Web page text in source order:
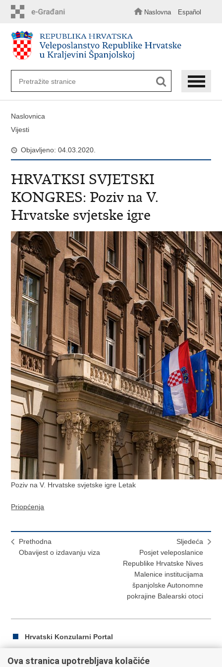
sadržaj
Naslovna Español
Naslovnica
Vijesti
Objavljeno: 04.03.2020.
HRVATKSI SVJETSKI
KONGRES: Poziv na V.
Hrvatske svjetske igre
Poziv na V. Hrvatske svjetske igre Letak
Priopćenja
Prethodna
Obavijest o izdavanju viza
Sljedeća
Posjet veleposlanice
Republike Hrvatske Nives
Malenice institucijama
španjolske Autonomne
pokrajine Balearski otoci
Hrvatski Konzularni Portal
Ova stranica upotrebljava kolačiće